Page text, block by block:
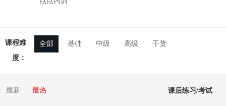
课程难
度：
全部 基础 中级 高级 干货
最新 最热 课后练习/考试